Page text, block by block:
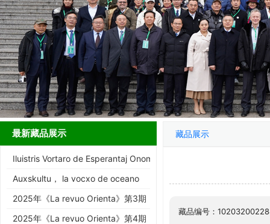
最新藏品展示
Iluistris Vortaro de Esperantaj Onomatopeoj kaj Interjekc…
Auxskultu， la vocxo de oceano
2025年《La revuo Orienta》第3期
2025年《La revuo Orienta》第4期
藏品展示
藏品编号：